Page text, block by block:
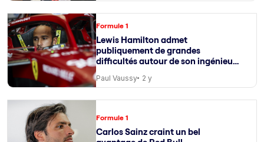
Formule 1
Lewis Hamilton admet
publiquement de grandes
difficultés autour de son ingénieur
Paul Vaussy 2 y
Formule 1
Carlos Sainz craint un bel